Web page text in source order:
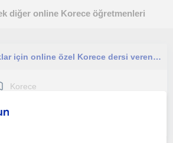
diğer online Korece öğretmenleri
Yetişkinler ve çocuklar için online özel Korece dersi veren deneyimli Korece öğretmeni.
Korece